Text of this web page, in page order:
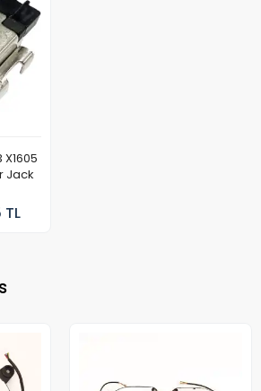
Jack